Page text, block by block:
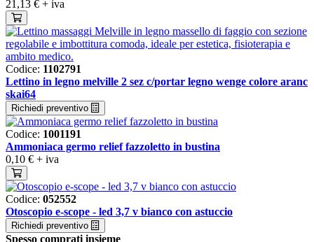
21,13 € + iva
Codice: 1102791
Lettino in legno melville 2 sez c/portar legno wenge colore aranc
skai64
Richiedi preventivo
Codice: 1001191
Ammoniaca germo relief fazzoletto in bustina
0,10 € + iva
Codice: 052552
Otoscopio e-scope - led 3,7 v bianco con astuccio
Richiedi preventivo
Spesso comprati insieme